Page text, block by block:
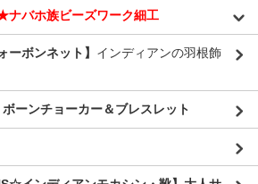
バホ族ビーズワーク細工
ボンネット】 インディアンの羽根飾
ーンチョーカー＆ブレスレット